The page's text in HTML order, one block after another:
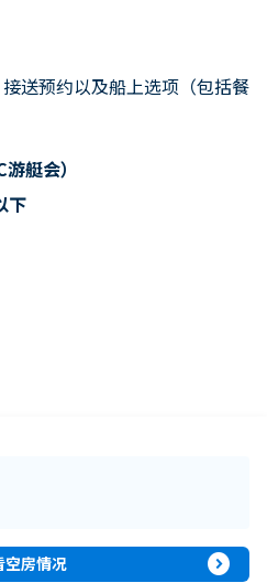
送预约以及船上选项（包括餐
艇会）
下
空房情况 expand_circle_right